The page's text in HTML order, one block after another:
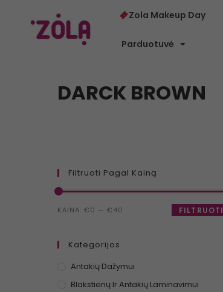
Zola Makeup Day
Parduotuvė
DARCK BROWN
Filtruoti Pagal Kainą
FILTRUOTI
KAINA: €0 — €40
Kategorijos
Antakių Dažymui
Blakstienų Ir Antakių Laminavimui